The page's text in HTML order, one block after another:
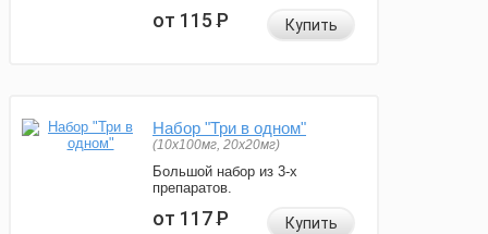
от 115Р Купить
Набор "Три в одном"
(10x100мг, 20x20мг)
Большой набор из 3-х
препаратов.
от 117Р Купить